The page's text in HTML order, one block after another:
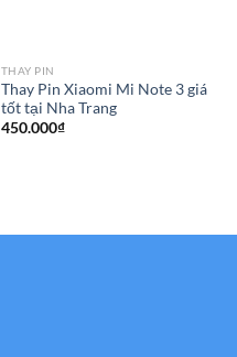
THAY PIN
Thay Pin Xiaomi Mi Note 3 giá
tốt tại Nha Trang
450.000₫